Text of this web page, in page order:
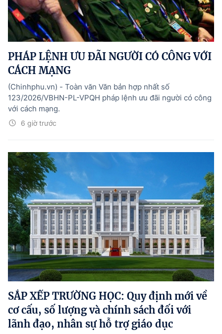
PHÁP LỆNH ƯU ĐÃI NGƯỜI CÓ CÔNG VỚI
CÁCH MẠNG
6 giờ trước
(Chinhphu.vn) - Toàn văn Văn bản hợp nhất số
123/2026/VBHN-PL-VPQH pháp lệnh ưu đãi người có công
với cách mạng.
SẮP XẾP TRƯỜNG HỌC: Quy định mới về
cơ cấu, số lượng và chính sách đối với
lãnh đạo, nhân sự hỗ trợ giáo dục